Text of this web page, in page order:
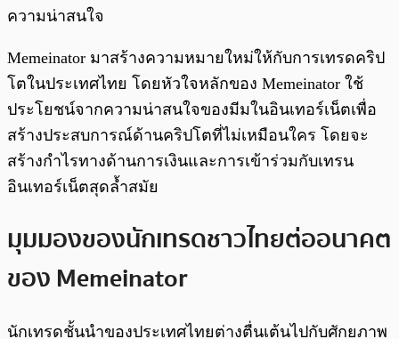
ความน่าสนใจ
Memeinator มาสร้างความหมายใหม่ให้กับการเทรดคริป
โตในประเทศไทย โดยหัวใจหลักของ Memeinator ใช้
ประโยชน์จากความน่าสนใจของมีมในอินเทอร์เน็ตเพื่อ
สร้างประสบการณ์ด้านคริปโตที่ไม่เหมือนใคร โดยจะ
สร้างกำไรทางด้านการเงินและการเข้าร่วมกับเทรน
อินเทอร์เน็ตสุดล้ำสมัย
มุมมองของนักเทรดชาวไทยต่ออนาคต
ของ Memeinator
นักเทรดชั้นนำของประเทศไทยต่างตื่นเต้นไปกับศักยภาพ